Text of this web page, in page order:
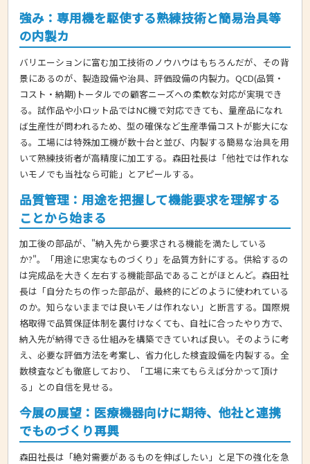
強み：専用機を駆使する熟練技術と簡易治具等
の内製カ
バリエーションに富む加工技術のノウハウはもちろんだが、その背
景にあるのが、製造設備や治具、評価設備の内製力。QCD(品質・
コスト・納期)トータルでの顧客ニーズへの柔軟な対応が実現でき
る。試作品や小ロット品ではNC機で対応できても、量産品になれ
ば生産性が問われるため、型の確保など生産準備コストが膨大にな
る。工場には特殊加工機が数十台と並び、内製する簡易な治具を用
いて熟練技術者が高精度に加工する。森田社長は「他社では作れな
いモノでも当社なら可能」とアピールする。
品質管理：用途を把握して機能要求を理解する
ことから始まる
加工後の部品が、"納入先から要求される機能を満たしている
か?"。「用途に忠実なものづくり」を品質方針にする。供給するの
は完成品を大きく左右する機能部品であることがほとんど。森田社
長は「自分たちの作った部品が、最終的にどのように使われている
のか。知らないままでは良いモノは作れない」と断言する。国際規
格取得で品質保証体制を裏付けなくても、自社に合ったやり方で、
納入先が納得できる仕組みを構築できていれば良い。そのように考
え、必要な評価方法を考案し、省力化した検査設備を内製する。全
数検査なども徹底しており、「工場に来てもらえば分かって頂け
る」との自信を見せる。
今展の展望：医療機器向けに期待、他社と連携
でものづくり再興
森田社長は「絶対需要があるものを伸ばしたい」と足下の強化を急